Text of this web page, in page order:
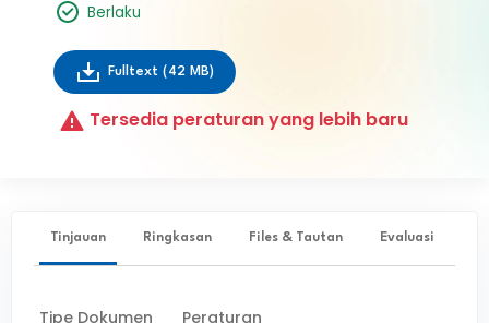
Berlaku
Fulltext (42 MB)
Tersedia peraturan yang lebih baru
Tinjauan Ringkasan Files & Tautan Evaluasi
Tipe Dokumen Peraturan